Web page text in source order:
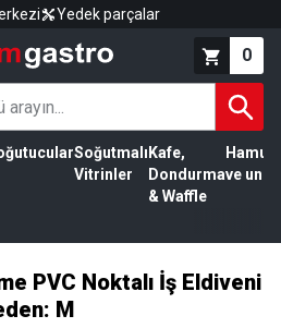
Yedek parçalar
0
Soğutmalı
Vitrinler
Kafe,
Dondurma
& Waffle
Hamur
ve un
PVC Noktalı İş Eldiveni
M